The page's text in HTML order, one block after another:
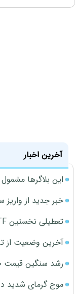
آخرین اخبار
این بلاگرها
خبر جدید از
تعطیلی نخستین ETF بیت‌کوین آمریکا
آخرین وضعیت از
رشد سنگین قیمت
موج گرمای شدید